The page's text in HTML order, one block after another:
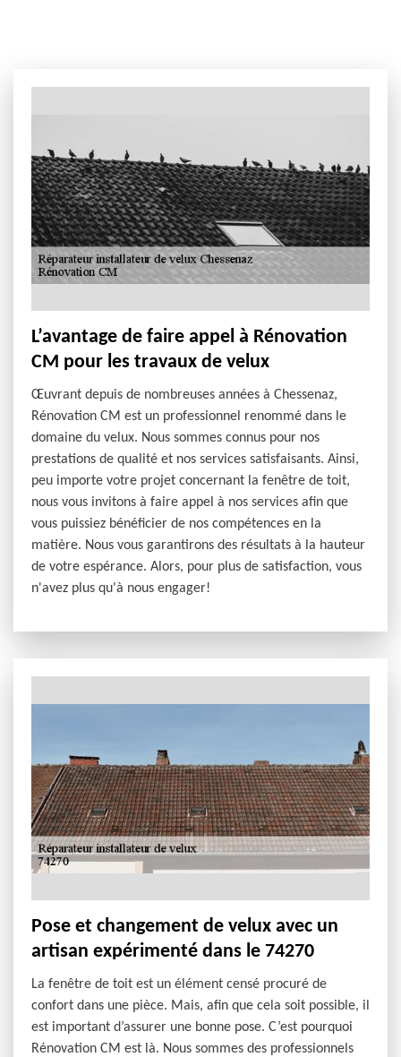
L’avantage de faire appel à Rénovation
CM pour les travaux de velux
Œuvrant depuis de nombreuses années à Chessenaz,
Rénovation CM est un professionnel renommé dans le
domaine du velux. Nous sommes connus pour nos
prestations de qualité et nos services satisfaisants. Ainsi,
peu importe votre projet concernant la fenêtre de toit,
nous vous invitons à faire appel à nos services afin que
vous puissiez bénéficier de nos compétences en la
matière. Nous vous garantirons des résultats à la hauteur
de votre espérance. Alors, pour plus de satisfaction, vous
n'avez plus qu'à nous engager!
Pose et changement de velux avec un
artisan expérimenté dans le 74270
La fenêtre de toit est un élément censé procuré de
confort dans une pièce. Mais, afin que cela soit possible, il
est important d’assurer une bonne pose. C’est pourquoi
Rénovation CM est là. Nous sommes des professionnels